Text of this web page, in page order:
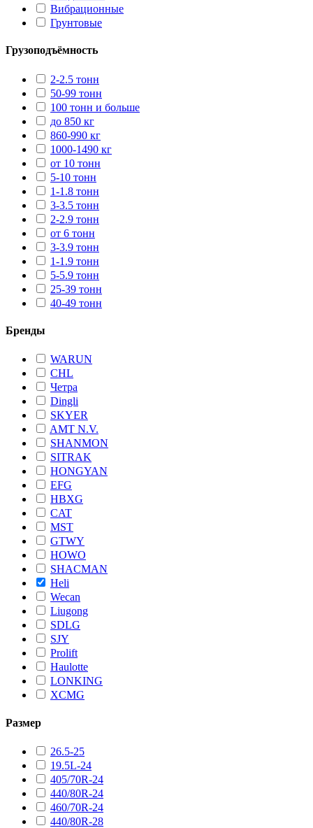
Вибрационные
Грунтовые
Грузоподъёмность
2-2.5 тонн
50-99 тонн
100 тонн и больше
до 850 кг
860-990 кг
1000-1490 кг
от 10 тонн
5-10 тонн
1-1.8 тонн
3-3.5 тонн
2-2.9 тонн
от 6 тонн
3-3.9 тонн
1-1.9 тонн
5-5.9 тонн
25-39 тонн
40-49 тонн
Бренды
WARUN
CHL
Четра
Dingli
SKYER
AMT N.V.
SHANMON
SITRAK
HONGYAN
EFG
HBXG
CAT
MST
GTWY
HOWO
SHACMAN
Heli
Wecan
Liugong
SDLG
SJY
Prolift
Haulotte
LONKING
XCMG
Размер
26.5-25
19.5L-24
405/70R-24
440/80R-24
460/70R-24
440/80R-28